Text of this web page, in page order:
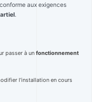
aux exigences
.
passer à un fonctionnement
l’installation en cours